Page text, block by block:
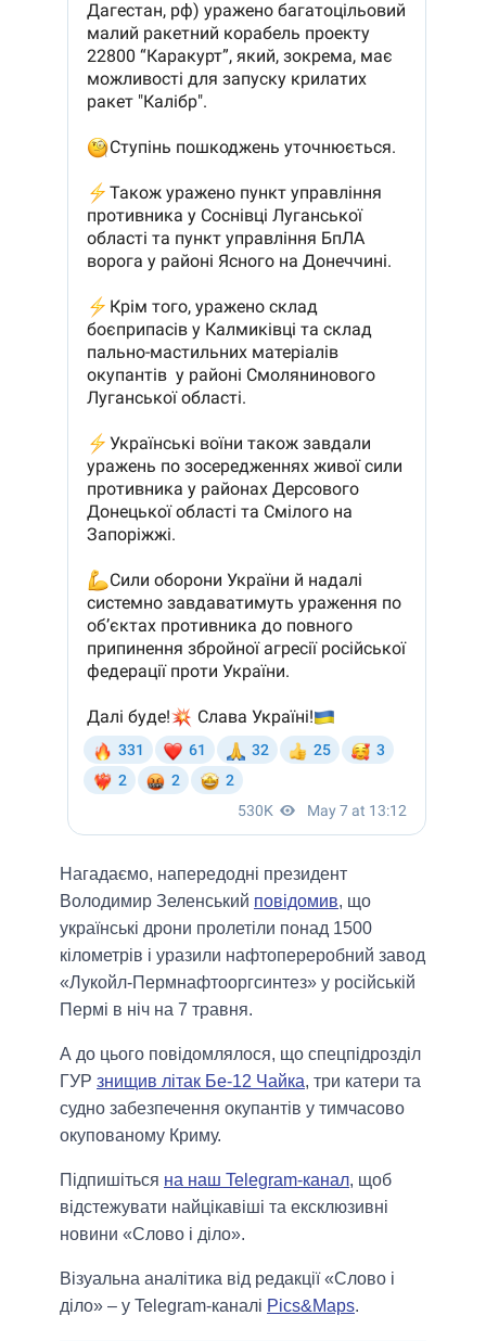
Нагадаємо, напередодні президент
Володимир Зеленський повідомив, що
українські дрони пролетіли понад 1500
кілометрів і уразили нафтопереробний завод
«Лукойл-Пермнафтооргсинтез» у російській
Пермі в ніч на 7 травня.
А до цього повідомлялося, що спецпідрозділ
ГУР знищив літак Бе-12 Чайка, три катери та
судно забезпечення окупантів у тимчасово
окупованому Криму.
Підпишіться на наш Telegram-канал, щоб
відстежувати найцікавіші та ексклюзивні
новини «Слово і діло».
Візуальна аналітика від редакції «Слово і
діло» – у Telegram-каналі Pics&Maps.